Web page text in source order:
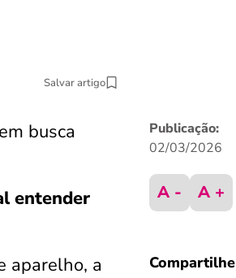
Salvar artigo
busca
entender
aparelho, a
Publicação:
02/03/2026
A - A +
Compartilhe